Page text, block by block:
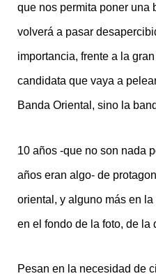
que nos permita poner
volverá a pasar
importancia, frente a la
candidata que vaya a
Banda Oriental, sino la
10 años -que no son nada
años eran algo- de
oriental, y alguno más en
en el fondo de la foto, de la
Pesan en la necesidad de